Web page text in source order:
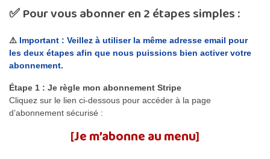
✅ Pour vous abonner en 2 étapes simples :
⚠️ Important : Veillez à utiliser la même adresse email pour
les deux étapes afin que nous puissions bien activer votre
abonnement.
Étape 1 : Je règle mon abonnement Stripe
Cliquez sur le lien ci-dessous pour accéder à la page
d’abonnement sécurisé :
[Je m’abonne au menu]